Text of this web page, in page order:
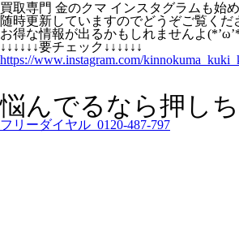
買取専門 金のクマ インスタグラムも始め
随時更新していますのでどうぞご覧くだ
お得な情報が出るかもしれませんよ
↓↓↓↓↓↓要チェック↓↓↓↓↓↓
https://www.instagram.com/
悩んでるなら押し
フリーダイヤル 0120-487-797